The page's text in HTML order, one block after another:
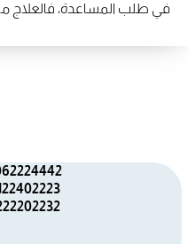
في طلب المساعدة، فالعلاج